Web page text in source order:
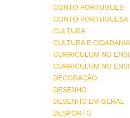
CONTO PORTUGUES
CONTO PORTUGUESA
CULTURA
CULTURA E CIDADANIA
CURRICULUM NO
CURRICULUM NO
DECORAÇÃO
DESENHO
DESENHO EM GERAL
DESPORTO